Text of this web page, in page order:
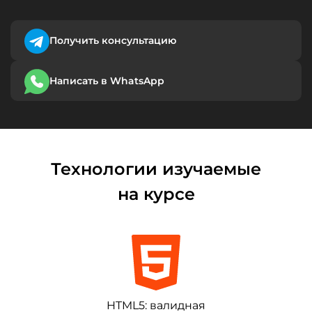
Получить консультацию
Написать в WhatsApp
Технологии изучаемые
на курсе
HTML5: валидная